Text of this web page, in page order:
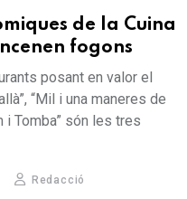
de la Cuina
fogons
posant en valor el
“Mil i una maneres de
i Tomba” són les tres
Redacció